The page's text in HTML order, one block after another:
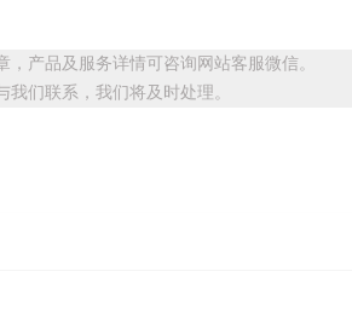
产品及服务详情可咨询网站客服微信。
们联系，我们将及时处理。